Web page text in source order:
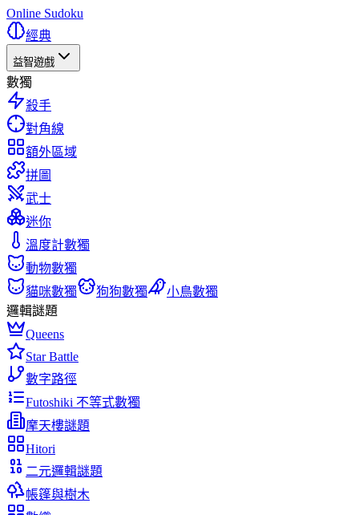
Online Sudoku
經典
益智遊戲
數獨
殺手
對角線
額外區域
拼圖
武士
迷你
溫度計數獨
動物數獨
貓咪數獨
狗狗數獨
小鳥數獨
邏輯謎題
Queens
Star Battle
數字路徑
Futoshiki 不等式數獨
摩天樓謎題
Hitori
二元邏輯謎題
帳篷與樹木